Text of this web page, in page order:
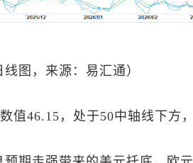
线图，来源：易汇通）
值46.15，处于50中轴线下方